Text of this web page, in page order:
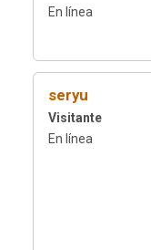
En línea
seryu
Visitante
En línea